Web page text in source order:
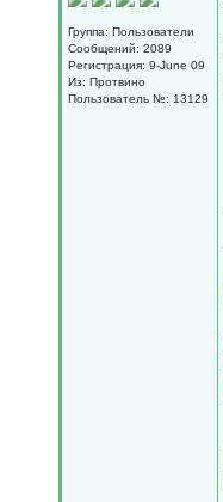
Группа: Пользователи
Сообщений: 2089
Регистрация: 9-June 09
Из: Протвино
Пользователь №: 13129